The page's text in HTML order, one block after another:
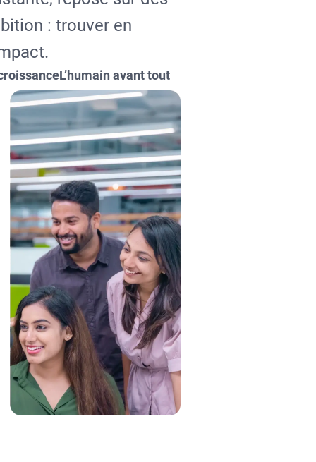
: trouver en
L’humain avant tout